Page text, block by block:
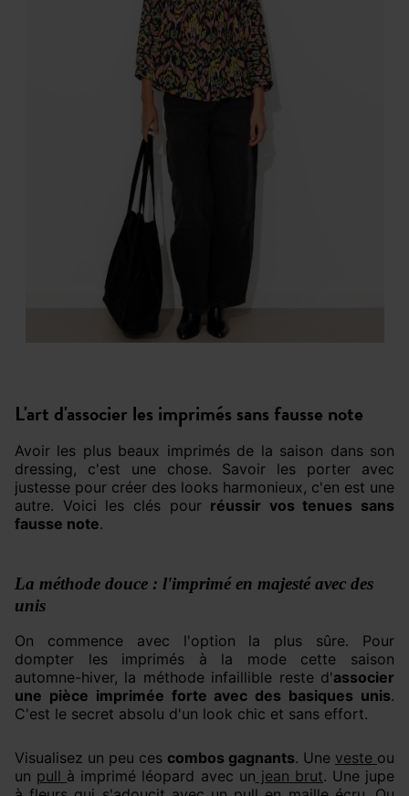
L'art d'associer les imprimés sans fausse note
Avoir les plus beaux imprimés de la saison dans son
dressing, c'est une chose. Savoir les porter avec
justesse pour créer des looks harmonieux, c'en est une
autre. Voici les clés pour réussir vos tenues sans
fausse note.
La méthode douce : l'imprimé en majesté avec des
unis
On commence avec l'option la plus sûre. Pour
dompter les imprimés à la mode cette saison
automne-hiver, la méthode infaillible reste d'associer
une pièce imprimée forte avec des basiques unis.
C'est le secret absolu d'un look chic et sans effort.
Visualisez un peu ces combos gagnants. Une veste ou
un pull à imprimé léopard avec un jean brut. Une jupe